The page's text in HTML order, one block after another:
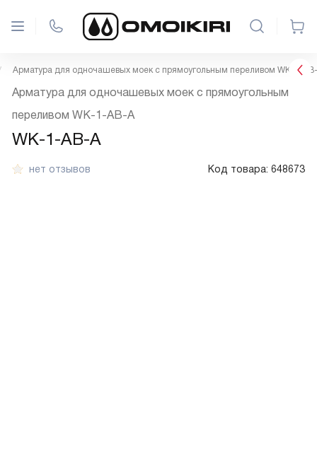
Арматура для одночашевых моек с прямоугольным переливом WK-1-
нет отзывов Код товара: 648673
Арматура для одночашевых моек с прямоугольным
переливом WK-1-AB-A
WK-1-AB-A